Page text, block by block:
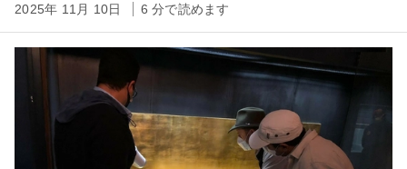
2025年 11月 10日 6 分で読めます